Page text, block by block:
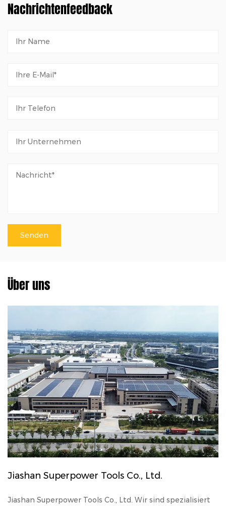
Nachrichtenfeedback
Über uns
Jiashan Superpower Tools Co., Ltd.
Jiashan Superpower Tools Co., Ltd. Wir sind spezialisiert